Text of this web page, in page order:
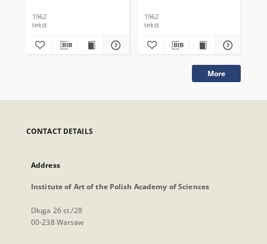
1962
tekst
1962
tekst
More
CONTACT DETAILS
Address
Institute of Art of the Polish Academy of Sciences
Długa 26 st./28
00-238 Warsaw